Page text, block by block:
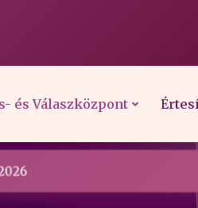
és Válaszközpont